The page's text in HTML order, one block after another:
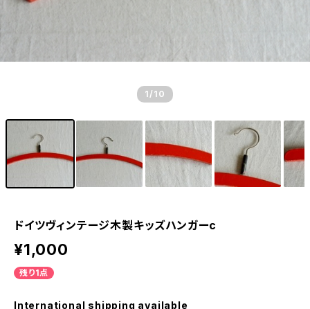
1 /10
ドイツヴィンテージ木製キッズハンガーc
¥1,000
残り1点
International shipping available